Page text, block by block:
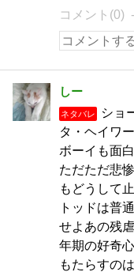
コメント(0)
しー
ネタバレ
ショ
タ・ヘイワ
ボーイも面
ただただ悲
もどうして
トッドは普
せよあの残
年期の好奇
もたらすの